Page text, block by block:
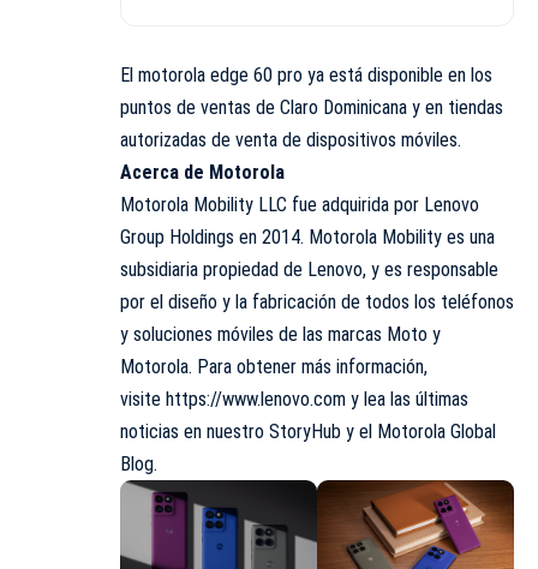
El motorola edge 60 pro ya está disponible en los
puntos de ventas de Claro Dominicana y en tiendas
autorizadas de venta de dispositivos móviles.
Acerca de Motorola
Motorola Mobility LLC fue adquirida por Lenovo
Group Holdings en 2014. Motorola Mobility es una
subsidiaria propiedad de Lenovo, y es responsable
por el diseño y la fabricación de todos los teléfonos
y soluciones móviles de las marcas Moto y
Motorola. Para obtener más información,
visite https://www.lenovo.com y lea las últimas
noticias en nuestro StoryHub y el Motorola Global
Blog.